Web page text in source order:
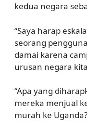
kedua negara
“Saya harap
seorang
damai karena
urusan negara
“Apa yang
mereka menjual
murah ke